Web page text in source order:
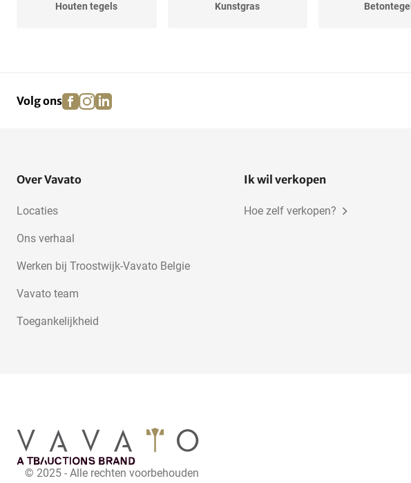
Houten tegels Kunstgras Betontegel
Volg ons facebook
instagram
linkedin
Over Vavato
Locaties
Ons verhaal
Werken bij Troostwijk-Vavato Belgie
Vavato team
Toegankelijkheid
Ik wil verkopen
Hoe zelf verkopen?
© 2025 - Alle rechten voorbehouden